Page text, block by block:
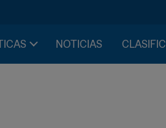
NOTICIAS